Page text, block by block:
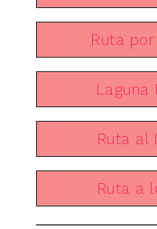
Ruta
Laguna
Ruta al
Ruta a